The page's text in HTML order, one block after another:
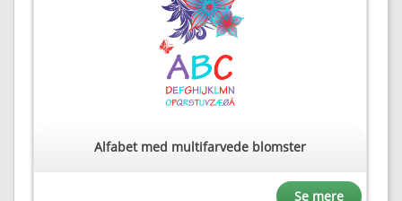
Alfabet med multifarvede blomster
Se mere